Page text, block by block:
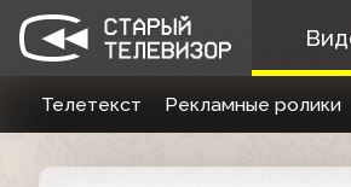
Телетекст Рекламные ролики